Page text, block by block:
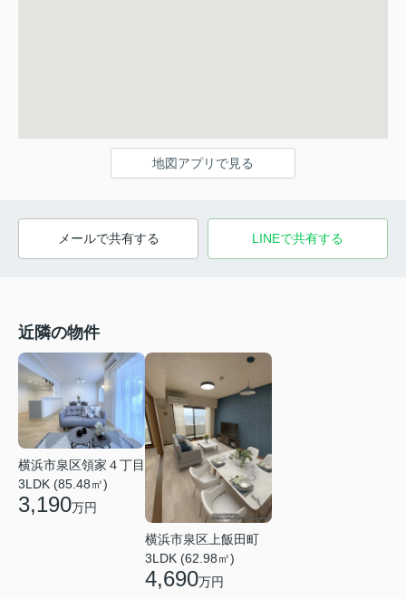
地図アプリで見る
メールで共有する LINEで共有する
近隣の物件
横浜市泉区領家４丁目
3LDK (85.48㎡)
3,190万円
横浜市泉区上飯田町
3LDK (62.98㎡)
4,690万円